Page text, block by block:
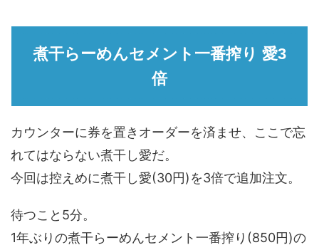
煮干らーめんセメント一番搾り 愛3
倍
カウンターに券を置きオーダーを済ませ、ここで忘
れてはならない煮干し愛だ。
今回は控えめに煮干し愛(30円)を3倍で追加注文。
待つこと5分。
1年ぶりの煮干らーめんセメント一番搾り(850円)の